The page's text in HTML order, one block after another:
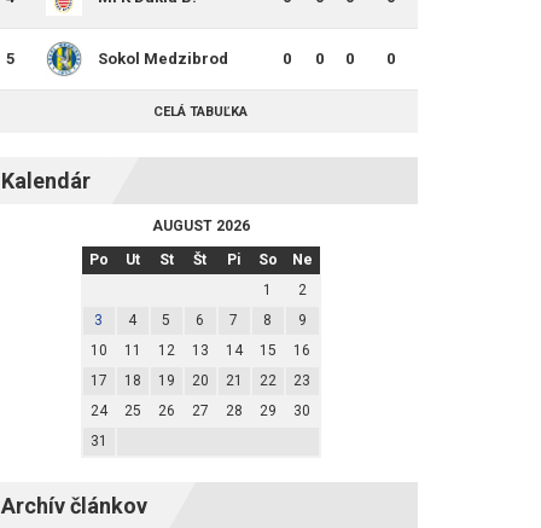
Bystrica B
5 Sokol Medzibrod 0 0 0 0
CELÁ TABUĽKA
Kalendár
AUGUST 2026
Po
Ut St Št Pi So
Ne
1
2
3
4 5 6 7 8
9
10
11 12 13 14 15
16
17
18 19 20 21 22
23
24
25 26 27 28 29
30
31
Archív článkov